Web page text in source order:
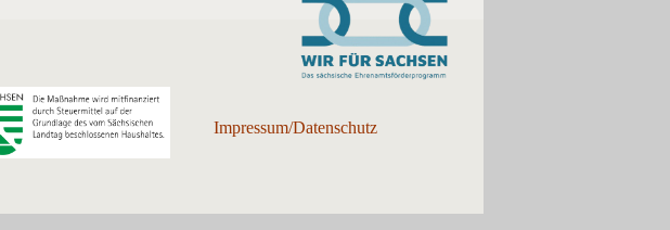
Impressum/Datenschutz